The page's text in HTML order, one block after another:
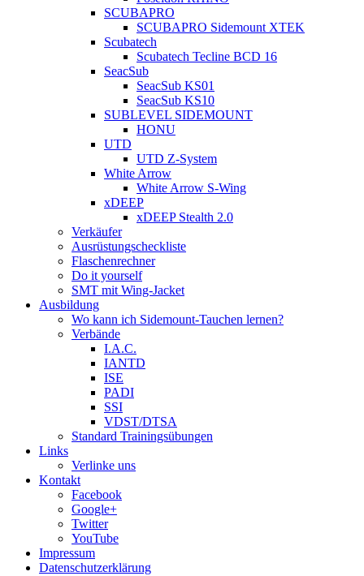
SCUBAPRO
SCUBAPRO Sidemount XTEK
Scubatech
Scubatech Tecline BCD 16
SeacSub
SeacSub KS01
SeacSub KS10
SUBLEVEL SIDEMOUNT
HONU
UTD
UTD Z-System
White Arrow
White Arrow S-Wing
xDEEP
xDEEP Stealth 2.0
Verkäufer
Ausrüstungscheckliste
Flaschenrechner
Do it yourself
SMT mit Wing-Jacket
Ausbildung
Wo kann ich Sidemount-Tauchen lernen?
Verbände
I.A.C.
IANTD
ISE
PADI
SSI
VDST/DTSA
Standard Trainingsübungen
Links
Verlinke uns
Kontakt
Facebook
Google+
Twitter
YouTube
Impressum
Datenschutzerklärung